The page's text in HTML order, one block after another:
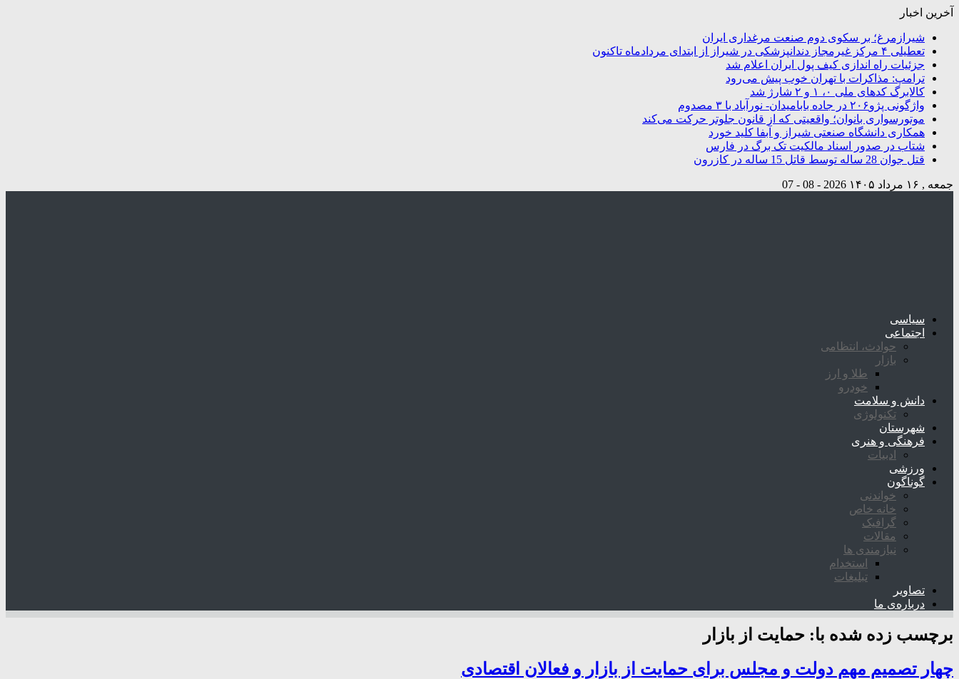
آخرین اخبار
شیرازمرغ؛ بر سکوی دوم صنعت مرغداری ایران
تعطیلی ۴ مرکز غیرمجاز دندانپزشکی در شیراز از ابتدای مردادماه تاکنون
جزئیات راه اندازی کیف پول ایران اعلام شد
ترامپ: مذاکرات با تهران خوب پیش می‌رود
کالابرگ کدهای ملی ۰، ۱ و ۲ شارژ شد
واژگونی پژو۲۰۶ در جاده بابامیدان- نورآباد با ۳ مصدوم
موتورسواری بانوان؛ واقعیتی که از قانون جلوتر حرکت می‌کند
همکاری دانشگاه صنعتی شیراز و آبفا کلید خورد
شتاب در صدور اسناد مالکیت تک برگ در فارس
قتل جوان 28 ساله توسط قاتل 15 ساله در کازرون
جمعه , ۱۶ مرداد ۱۴۰۵ 2026 - 08 - 07
سیاسی
اجتماعی
حوادث، انتظامی
بازار
طلا و ارز
خودرو
دانش و سلامت
تکنولوژی
شهرستان
فرهنگی و هنری
ادبیات
ورزشی
گوناگون
خواندنی
خانه خاص
گرافیک
مقالات
نیازمندی ها
استخدام
تبلیغات
تصاویر
درباره‌ی ما
برچسب زده شده با: حمایت از بازار
چهار تصمیم مهم دولت و مجلس برای حمایت از بازار و فعالان اقتصادی